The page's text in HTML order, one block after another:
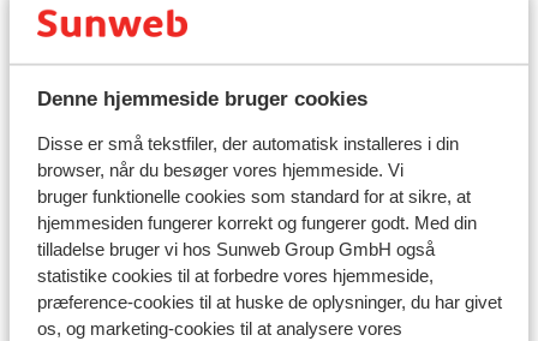
Denne hjemmeside bruger cookies
Disse er små tekstfiler, der automatisk installeres i din
browser, når du besøger vores hjemmeside. Vi
bruger funktionelle cookies som standard for at sikre, at
hjemmesiden fungerer korrekt og fungerer godt. Med din
tilladelse bruger vi hos Sunweb Group GmbH også
statistike cookies til at forbedre vores hjemmeside,
præference-cookies til at huske de oplysninger, du har givet
os, og marketing-cookies til at analysere vores
Afstand til nærmeste butikker ca. 300 meter
Liftkort/skileje/undervisning
Liftkort
Undervisning
Skileje